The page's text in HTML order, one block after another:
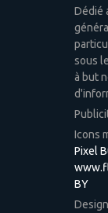
Dédié
sous
à but
Icons
Pixel
BY